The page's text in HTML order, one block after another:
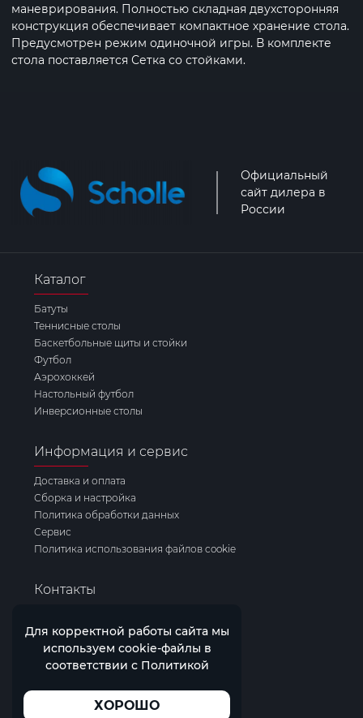
маневрирования. Полностью складная двухсторонняя
конструкция обеспечивает компактное хранение стола.
Предусмотрен режим одиночной игры. В комплекте
стола поставляется Сетка со стойками.
Официальный
сайт дилера в
России
Каталог
Батуты
Теннисные столы
Баскетбольные щиты и стойки
Футбол
Аэрохоккей
Настольный футбол
Инверсионные столы
Информация и сервис
Доставка и оплата
Сборка и настройка
Политика обработки данных
Сервис
Политика использования файлов cookie
Контакты
8 (800) 101 03 72
Напишите нам
Информация на сайте
Для корректной работы сайта мы
используем cookie-файлы в
соответствии с Политикой
ХОРОШО